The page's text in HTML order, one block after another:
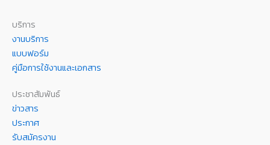
บริการ
งานบริการ
แบบฟอร์ม
คู่มือการใช้งานและเอกสาร
ประชาสัมพันธ์
ข่าวสาร
ประกาศ
รับสมัครงาน